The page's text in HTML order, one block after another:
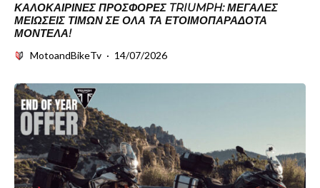
ΚΑΛΟΚΑΙΡΙΝΈΣ ΠΡΟΣΦΟΡΈΣ TRIUMPH: ΜΕΓΆΛΕΣ
ΜΕΙΏΣΕΙΣ ΤΙΜΏΝ ΣΕ ΌΛΑ ΤΑ ΕΤΟΙΜΟΠΑΡΆΔΟΤΑ
ΜΟΝΤΈΛΑ!
MotoandBikeTv · 14/07/2026